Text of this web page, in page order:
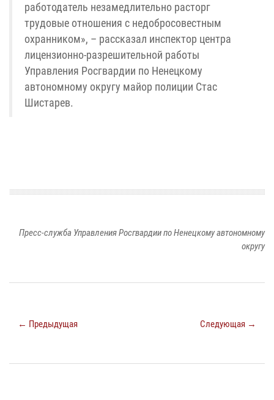
работодатель незамедлительно расторг
трудовые отношения с недобросовестным
охранником», – рассказал инспектор центра
лицензионно-разрешительной работы
Управления Росгвардии по Ненецкому
автономному округу майор полиции Стас
Шистарев.
Пресс-служба Управления Росгвардии по Ненецкому автономному
округу
← Предыдущая Следующая →